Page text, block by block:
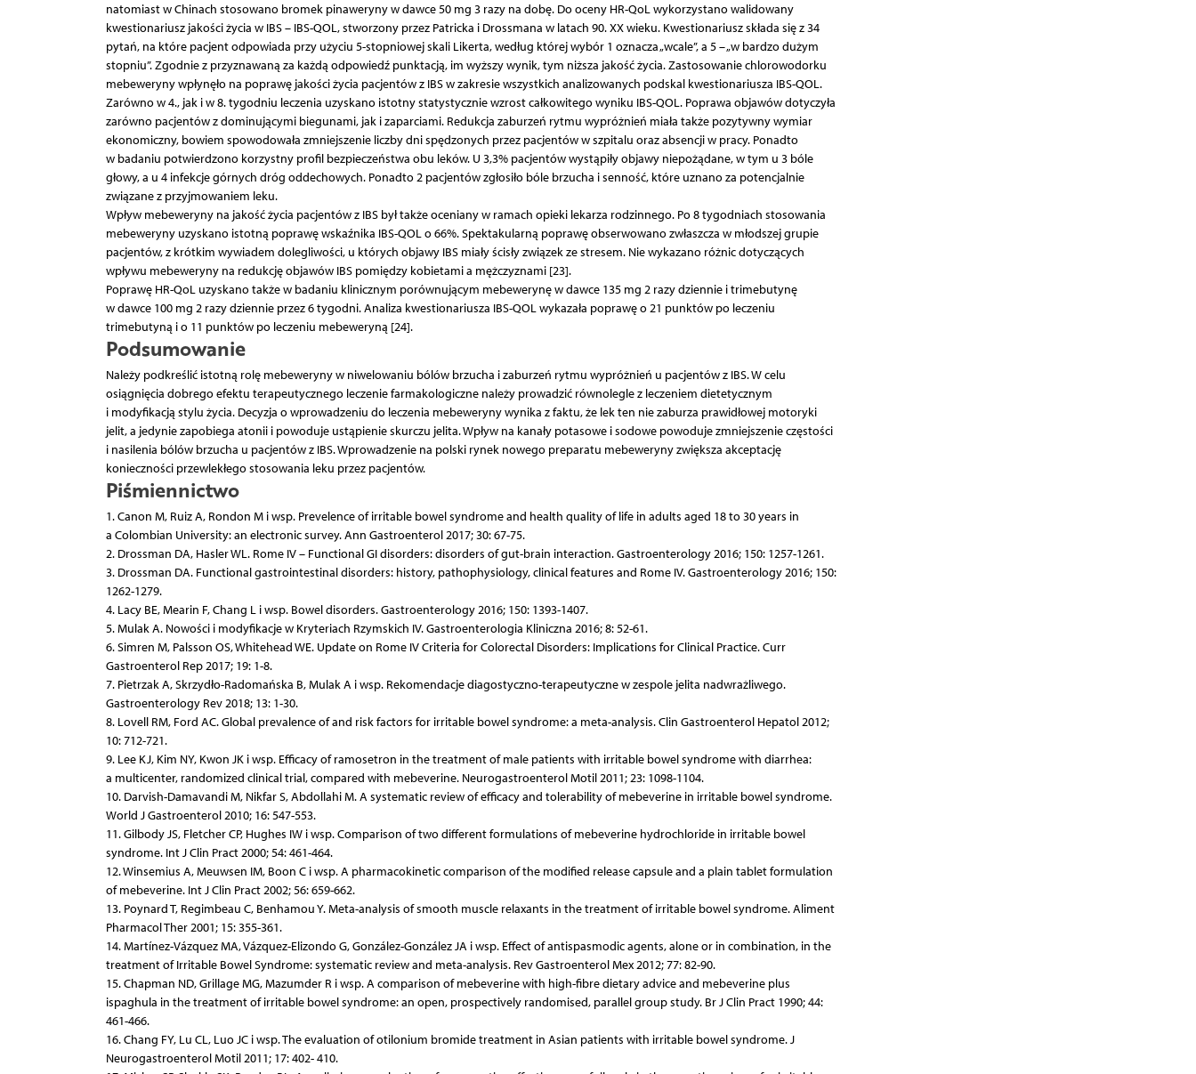
natomiast w Chinach stosowano bromek pinaweryny w dawce 50 mg 3 razy na dobę. Do oceny HR-QoL wykorzystano walidowany
kwestionariusz jakości życia w IBS – IBS-QOL, stworzony przez Patricka i Drossmana w latach 90. XX wieku. Kwestionariusz składa się z 34
pytań, na które pacjent odpowiada przy użyciu 5-stopniowej skali Likerta, według której wybór 1 oznacza „wcale”, a 5 – „w bardzo dużym
stopniu”. Zgodnie z przyznawaną za każdą odpowiedź punktacją, im wyższy wynik, tym niższa jakość życia. Zastosowanie chlorowodorku
mebeweryny wpłynęło na poprawę jakości życia pacjentów z IBS w zakresie wszystkich analizowanych podskal kwestionariusza IBS-QOL.
Zarówno w 4., jak i w 8. tygodniu leczenia uzyskano istotny statystycznie wzrost całkowitego wyniku IBS-QOL. Poprawa objawów dotyczyła
zarówno pacjentów z dominującymi biegunami, jak i zaparciami. Redukcja zaburzeń rytmu wypróżnień miała także pozytywny wymiar
ekonomiczny, bowiem spowodowała zmniejszenie liczby dni spędzonych przez pacjentów w szpitalu oraz absencji w pracy. Ponadto
w badaniu potwierdzono korzystny profil bezpieczeństwa obu leków. U 3,3% pacjentów wystąpiły objawy niepożądane, w tym u 3 bóle
głowy, a u 4 infekcje górnych dróg oddechowych. Ponadto 2 pacjentów zgłosiło bóle brzucha i senność, które uznano za potencjalnie
związane z przyjmowaniem leku.
Wpływ mebeweryny na jakość życia pacjentów z IBS był także oceniany w ramach opieki lekarza rodzinnego. Po 8 tygodniach stosowania
mebeweryny uzyskano istotną poprawę wskaźnika IBS-QOL o 66%. Spektakularną poprawę obserwowano zwłaszcza w młodszej grupie
pacjentów, z krótkim wywiadem dolegliwości, u których objawy IBS miały ścisły związek ze stresem. Nie wykazano różnic dotyczących
wpływu mebeweryny na redukcję objawów IBS pomiędzy kobietami a mężczyznami [23].
Poprawę HR-QoL uzyskano także w badaniu klinicznym porównującym mebewerynę w dawce 135 mg 2 razy dziennie i trimebutynę
w dawce 100 mg 2 razy dziennie przez 6 tygodni. Analiza kwestionariusza IBS-QOL wykazała poprawę o 21 punktów po leczeniu
trimebutyną i o 11 punktów po leczeniu mebeweryną [24].
Podsumowanie
Należy podkreślić istotną rolę mebeweryny w niwelowaniu bólów brzucha i zaburzeń rytmu wypróżnień u pacjentów z IBS. W celu
osiągnięcia dobrego efektu terapeutycznego leczenie farmakologiczne należy prowadzić równolegle z leczeniem dietetycznym
i modyfikacją stylu życia. Decyzja o wprowadzeniu do leczenia mebeweryny wynika z faktu, że lek ten nie zaburza prawidłowej motoryki
jelit, a jedynie zapobiega atonii i powoduje ustąpienie skurczu jelita. Wpływ na kanały potasowe i sodowe powoduje zmniejszenie częstości
i nasilenia bólów brzucha u pacjentów z IBS. Wprowadzenie na polski rynek nowego preparatu mebeweryny zwiększa akceptację
konieczności przewlekłego stosowania leku przez pacjentów.
Piśmiennictwo
1. Canon M, Ruiz A, Rondon M i wsp. Prevelence of irritable bowel syndrome and health quality of life in adults aged 18 to 30 years in
a Colombian University: an electronic survey. Ann Gastroenterol 2017; 30: 67-75.
2. Drossman DA, Hasler WL. Rome IV – Functional GI disorders: disorders of gut-brain interaction. Gastroenterology 2016; 150: 1257-1261.
3. Drossman DA. Functional gastrointestinal disorders: history, pathophysiology, clinical features and Rome IV. Gastroenterology 2016; 150:
1262-1279.
4. Lacy BE, Mearin F, Chang L i wsp. Bowel disorders. Gastroenterology 2016; 150: 1393-1407.
5. Mulak A. Nowości i modyfikacje w Kryteriach Rzymskich IV. Gastroenterologia Kliniczna 2016; 8: 52-61.
6. Simren M, Palsson OS, Whitehead WE. Update on Rome IV Criteria for Colorectal Disorders: Implications for Clinical Practice. Curr
Gastroenterol Rep 2017; 19: 1-8.
7. Pietrzak A, Skrzydło-Radomańska B, Mulak A i wsp. Rekomendacje diagostyczno-terapeutyczne w zespole jelita nadwrażliwego.
Gastroenterology Rev 2018; 13: 1-30.
8. Lovell RM, Ford AC. Global prevalence of and risk factors for irritable bowel syndrome: a meta-analysis. Clin Gastroenterol Hepatol 2012;
10: 712-721.
9. Lee KJ, Kim NY, Kwon JK i wsp. Efficacy of ramosetron in the treatment of male patients with irritable bowel syndrome with diarrhea:
a multicenter, randomized clinical trial, compared with mebeverine. Neurogastroenterol Motil 2011; 23: 1098-1104.
10. Darvish-Damavandi M, Nikfar S, Abdollahi M. A systematic review of efficacy and tolerability of mebeverine in irritable bowel syndrome.
World J Gastroenterol 2010; 16: 547-553.
11. Gilbody JS, Fletcher CP, Hughes IW i wsp. Comparison of two different formulations of mebeverine hydrochloride in irritable bowel
syndrome. Int J Clin Pract 2000; 54: 461-464.
12. Winsemius A, Meuwsen IM, Boon C i wsp. A pharmacokinetic comparison of the modified release capsule and a plain tablet formulation
of mebeverine. Int J Clin Pract 2002; 56: 659-662.
13. Poynard T, Regimbeau C, Benhamou Y. Meta-analysis of smooth muscle relaxants in the treatment of irritable bowel syndrome. Aliment
Pharmacol Ther 2001; 15: 355-361.
14. Martínez-Vázquez MA, Vázquez-Elizondo G, González-González JA i wsp. Effect of antispasmodic agents, alone or in combination, in the
treatment of Irritable Bowel Syndrome: systematic review and meta-analysis. Rev Gastroenterol Mex 2012; 77: 82-90.
15. Chapman ND, Grillage MG, Mazumder R i wsp. A comparison of mebeverine with high-fibre dietary advice and mebeverine plus
ispaghula in the treatment of irritable bowel syndrome: an open, prospectively randomised, parallel group study. Br J Clin Pract 1990; 44:
461-466.
16. Chang FY, Lu CL, Luo JC i wsp. The evaluation of otilonium bromide treatment in Asian patients with irritable bowel syndrome. J
Neurogastroenterol Motil 2011; 17: 402- 410.